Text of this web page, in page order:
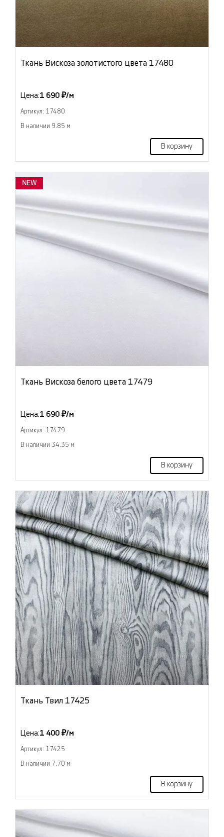
Ткань Вискоза золотистого цвета 17480
Цена:1 690 ₽/м
Артикул: 17480
В наличии 9.85 м
В корзину
NEW
Ткань Вискоза белого цвета 17479
Цена:1 690 ₽/м
Артикул: 17479
В наличии 34.35 м
В корзину
Ткань Твил 17425
Цена:1 400 ₽/м
Артикул: 17425
В наличии 7.70 м
В корзину